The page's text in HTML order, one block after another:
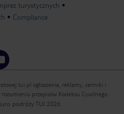
turystycznych
Compliance
tui.pl ogłoszenia, reklamy, cenniki i
przepisów Kodeksu Cywilnego.
podróży TUI 2026